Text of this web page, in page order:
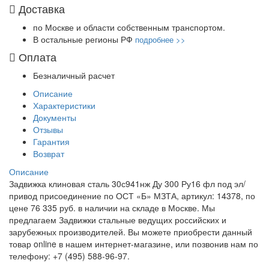
Доставка
по Москве и области собственным транспортом.
В остальные регионы РФ подробнее >>
Оплата
Безналичный расчет
Описание
Характеристики
Документы
Отзывы
Гарантия
Возврат
Описание
Задвижка клиновая сталь 30с941нж Ду 300 Ру16 фл под эл/
привод присоединение по ОСТ «Б» МЗТА, артикул: 14378, по
цене 76 335 руб. в наличии на складе в Москве. Мы
предлагаем Задвижки стальные ведущих российских и
зарубежных производителей. Вы можете приобрести данный
товар online в нашем интернет-магазине, или позвонив нам по
телефону: +7 (495) 588-96-97.